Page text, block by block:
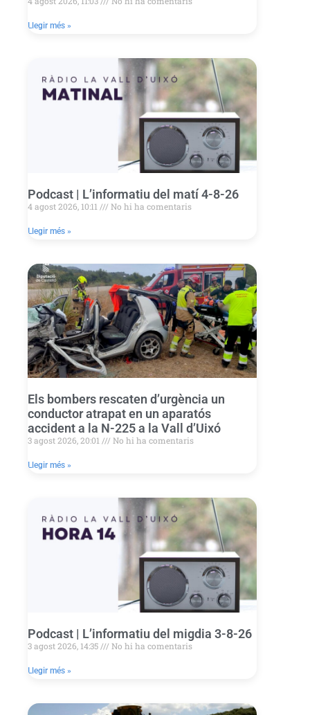
Llegir més »
Podcast | L’informatiu del matí 4-8-26
4 agost 2026, 10:11 No hi ha comentaris
Llegir més »
Els bombers rescaten d’urgència un
conductor atrapat en un aparatós
accident a la N-225 a la Vall d’Uixó
3 agost 2026, 20:01 No hi ha comentaris
Llegir més »
Podcast | L’informatiu del migdia 3-8-26
3 agost 2026, 14:35 No hi ha comentaris
Llegir més »